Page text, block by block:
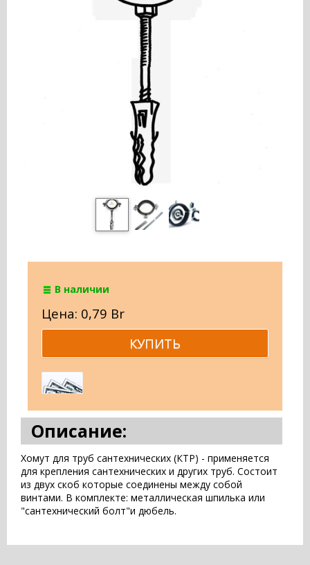
В наличии
Цена: 0,79 Br
Описание:
Хомут для труб сантехнических (КТР) - применяется
для крепления сантехнических и других труб. Состоит
из двух скоб которые соединены между собой
винтами. В комплекте: металлическая шпилька или
"сантехнический болт"и дюбель.